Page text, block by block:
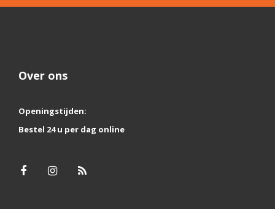
Over ons
Openingstijden:
Bestel 24 u per dag online